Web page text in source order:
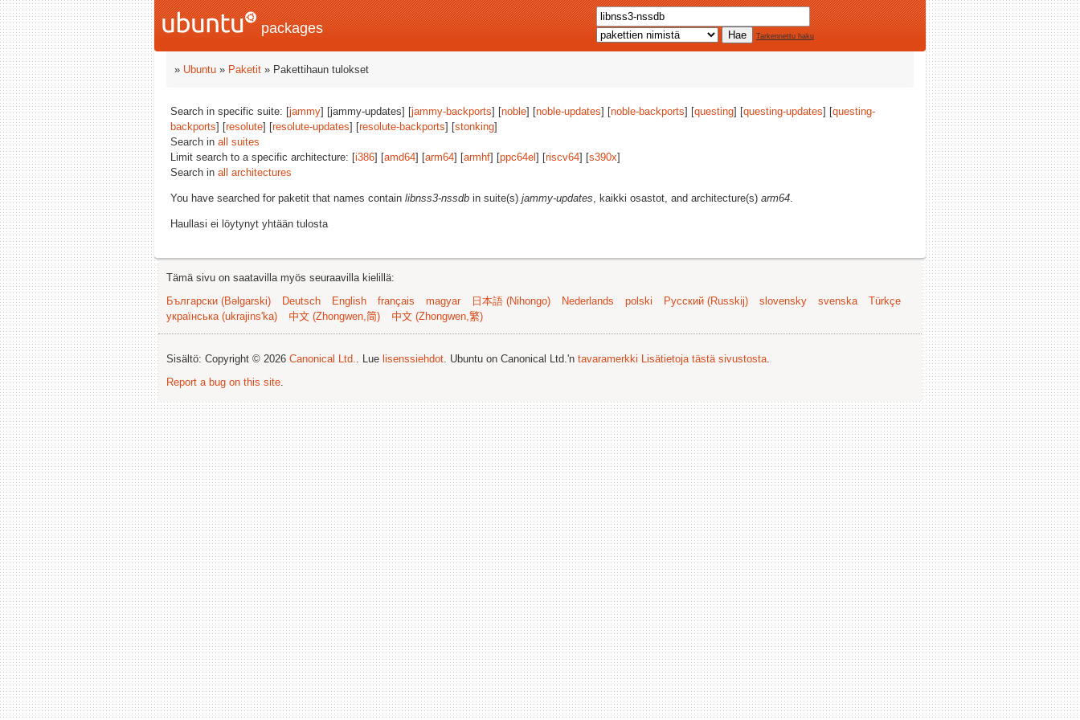
packages Tarkennettu haku
» Ubuntu » Paketit » Pakettihaun tulokset
Search in specific suite: [jammy] [jammy-updates] [jammy-backports] [noble] [noble-updates] [noble-backports] [questing] [questing-updates] [questing-
backports] [resolute] [resolute-updates] [resolute-backports] [stonking]
Search in all suites
Limit search to a specific architecture: [i386] [amd64] [arm64] [armhf] [ppc64el ] [riscv64] [s390x]
Search in all architectures
You have searched for paketit that names contain libnss3-nssdb in suite(s) jammy-updates, kaikki osastot, and architecture(s) arm64.
Haullasi ei löytynyt yhtään tulosta
Tämä sivu on saatavilla myös seuraavilla kielillä:
Български (Bəlgarski)
Deutsch English français magyar 日本語 (Nihongo) Nederlands polski Русский (Russkij) slovensky svenska
Türkçe
українська (ukrajins'ka)
中文 (Zhongwen,简) 中文 (Zhongwen,繁)
Sisältö: Copyright © 2026 Canonical Ltd.. Lue lisenssiehdot. Ubuntu on Canonical Ltd.'n tavaramerkki Lisätietoja tästä sivustosta.
Report a bug on this site.